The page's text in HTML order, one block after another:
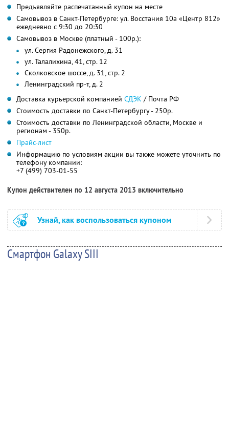
Предъявляйте распечатанный купон на месте
Самовывоз в Санкт-Петербурге: ул. Восстания 10а «Центр 812»
ежедневно с 9:30 до 20:30
Самовывоз в Москве (платный - 100р.):
ул. Сергия Радонежского, д. 31
ул. Талалихина, 41, стр. 12
Сколковское шоссе, д. 31, стр. 2
Ленинградский пр-т, д. 2
Доставка курьерской компанией СДЭК / Почта РФ
Стоимость доставки по Санкт-Петербургу - 250р.
Стоимость доставки по Ленинградской области, Москве и
регионам - 350р.
Прайс-лист
Информацию по условиям акции вы также можете уточнить по
телефону компании:
+7 (499) 703-01-55
Купон действителен по 12 августа 2013 включительно
Узнай, как воспользоваться купоном
Смартфон Galaxy SIII